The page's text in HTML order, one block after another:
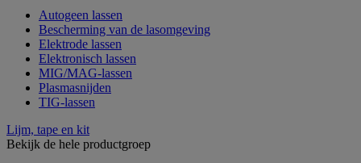
Autogeen lassen
Bescherming van de lasomgeving
Elektrode lassen
Elektronisch lassen
MIG/MAG-lassen
Plasmasnijden
TIG-lassen
Lijm, tape en kit
Bekijk de hele productgroep